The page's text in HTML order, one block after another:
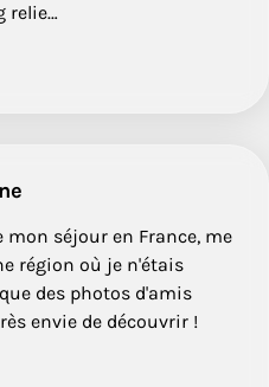
relie…
mon séjour en France, me
région où je n'étais
des photos d'amis
envie de découvrir !